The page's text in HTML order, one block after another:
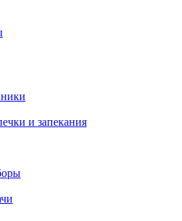
и запекания